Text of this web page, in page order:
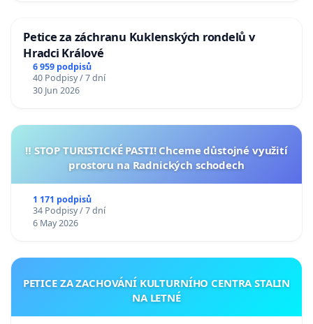
Petice za záchranu Kuklenských rondelů v
Hradci Králové
6 959 podpisů
40 Podpisy / 7 dní
30 Jun 2026
‼️ STOP TURISTICKÉ PASTI! Chceme důstojné využití
prostoru na Radnických schodech
1 171 podpisů
34 Podpisy / 7 dní
6 May 2026
PETICE ZA ZACHOVÁNÍ KULTURNÍHO CENTRA STALIN
NA LETNÉ